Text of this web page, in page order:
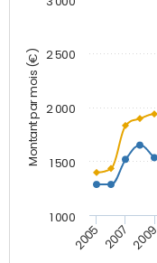
Montant par mois (€)
2005 2007 2009
1 000
1 500
2 000
2 500